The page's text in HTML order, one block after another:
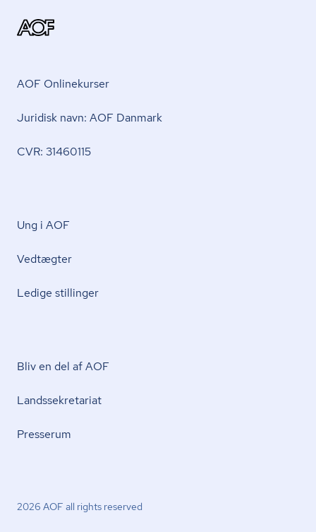
AOF Onlinekurser
Juridisk navn: AOF Danmark
CVR: 31460115
Ung i AOF
Vedtægter
Ledige stillinger
Bliv en del af AOF
Lands­se­kre­ta­ri­at
Presserum
2026 AOF all rights reserved